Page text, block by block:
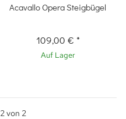
Acavallo Opera Steigbügel
109,00 € *
Auf Lager
2von 2